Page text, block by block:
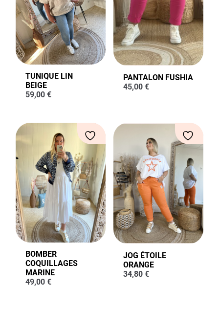
TUNIQUE LIN
BEIGE
59,00 €
PANTALON FUSHIA
45,00 €
BOMBER
COQUILLAGES
MARINE
49,00 €
JOG ÉTOILE
ORANGE
34,80 €